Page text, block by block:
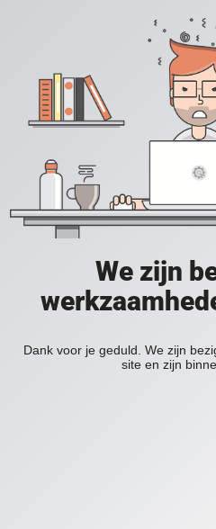
We zijn
Dank voor je geduld. We zijn
site en zijn